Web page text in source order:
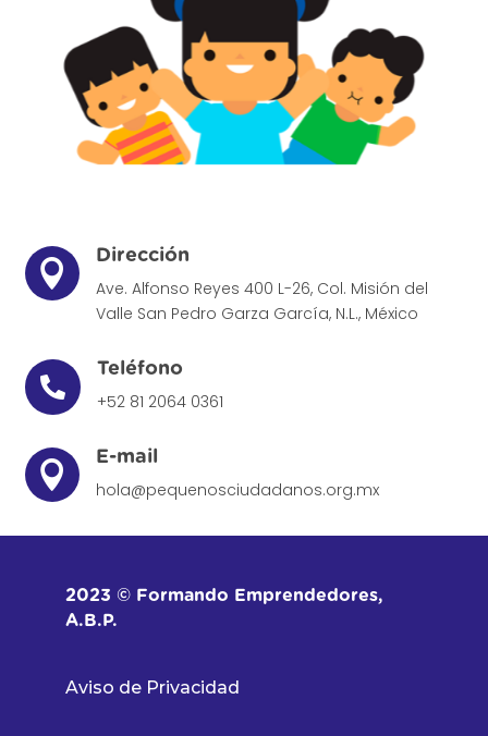

Dirección
Ave. Alfonso Reyes 400 L-26, Col. Misión del
Valle San Pedro Garza García, N.L., México

Teléfono
+52 81 2064 0361

E-mail
hola@pequenosciudadanos.org.mx
2023 © Formando Emprendedores,
A.B.P.
Aviso de Privacidad